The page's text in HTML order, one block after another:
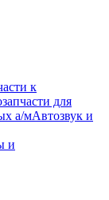
к
для
а/мАвтозвук и
и